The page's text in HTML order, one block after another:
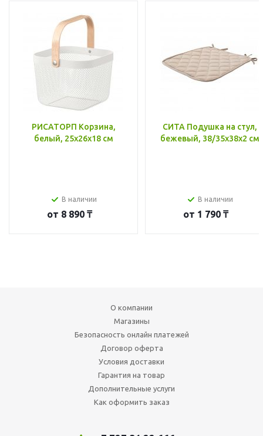
РИСАТОРП Корзина,
белый, 25x26x18 см
В наличии
от 8 890 ₸
СИТА Подушка на стул,
бежевый, 38/35x38x2 см
В наличии
от 1 790 ₸
О компании
Магазины
Безопасность онлайн платежей
Договор оферта
Условия доставки
Гарантия на товар
Дополнительные услуги
Как оформить заказ